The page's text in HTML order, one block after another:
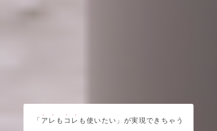
「 アレ
●●
も コレ
●●
も使いたい」が実現できちゃう